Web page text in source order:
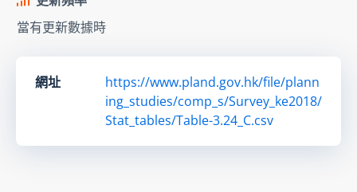
當有更新數據時
網址
https://www.pland.gov.hk/file/plann
ing_studies/comp_s/Survey_ke2018/
Stat_tables/Table-3.24_C.csv